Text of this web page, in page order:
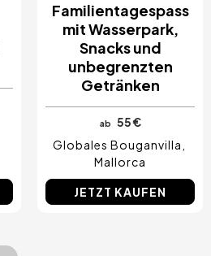
Familientagespass
mit Wasserpark,
Snacks und
unbegrenzten
Getränken
ab
55 €
Globales Bouganvilla
Mallorca
JETZT KAUFEN